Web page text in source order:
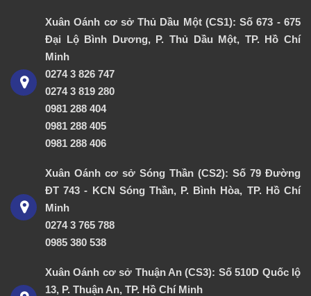
Xuân Oánh cơ sở Thủ Dầu Một (CS1): Số 673 - 675
Đại Lộ Bình Dương, P. Thủ Dầu Một, TP. Hồ Chí
Minh
0274 3 826 747
0274 3 819 280
0981 288 404
0981 288 405
0981 288 406
Xuân Oánh cơ sở Sóng Thần (CS2): Số 79 Đường
ĐT 743 - KCN Sóng Thần, P. Bình Hòa, TP. Hồ Chí
Minh
0274 3 765 788
0985 380 538
Xuân Oánh cơ sở Thuận An (CS3): Số 510D Quốc lộ
13, P. Thuận An, TP. Hồ Chí Minh